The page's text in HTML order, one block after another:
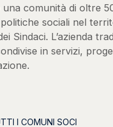
una comunità di oltre
sociali nel
Sindaci. L’azienda
in servizi,
I COMUNI SOCI